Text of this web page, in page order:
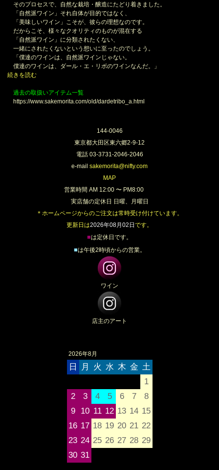
そのプロセスで、自然な栽培・醸造にたどり着きました。
「自然派ワイン」それ自体が目的ではなく、
「美味しいワイン」こそが、彼らの理想なのです。
だからこそ、様々なクオリティのものが混在する
「自然派ワイン」に分類されたくない、
一緒にされたくないという想いに至ったのでしょう。
「僕達のワインは、自然派ワインじゃない。
僕達のワインは、ダール・エ・リボのワインなんだ。」
続きを読む
過去の取扱いアイテム一覧
https://www.sakemorita.com/old/dardetribo_a.html
144-0046
東京都大田区東六郷2-9-12
電話 03-3731-2046-2046
e-mail sakemorita@nifty.com
MAP
営業時間 AM 12:00 〜 PM8:00
実店舗の定休日 日曜、月曜日
＊ホームページからのご注文は常時受け付けています。
更新日は2026年08月02日です。
■は定休日です。
■は午後2時頃からの営業。
ワイン
店主のアート
2026年8月
日 月 火 水 木 金 土
1
2
3 4 5 6 7
8
9
10 11 12 13 14 15
16 17 18 19 20 21 22
23 24 25 26 27 28 29
30 31